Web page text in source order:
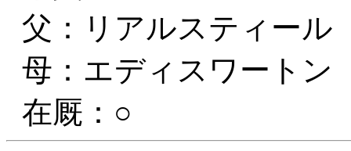
父：リアルスティール
母：エディスワートン
在厩：○